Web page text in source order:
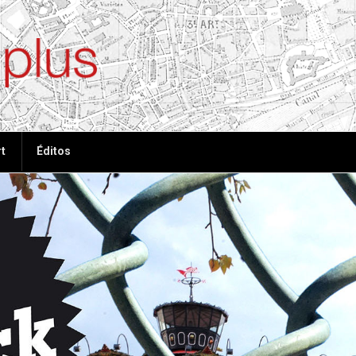
plus de tout
Éditos